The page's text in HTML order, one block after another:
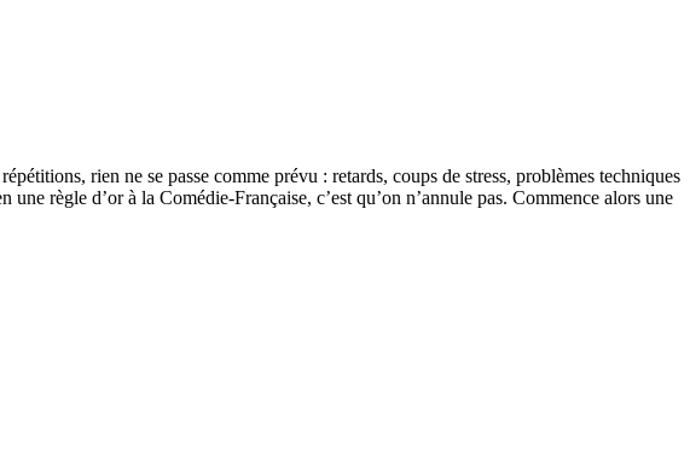
rien ne se passe comme prévu : retards, coups de stress, problèmes techniques
règle d’or à la Comédie-Française, c’est qu’on n’annule pas. Commence alors une